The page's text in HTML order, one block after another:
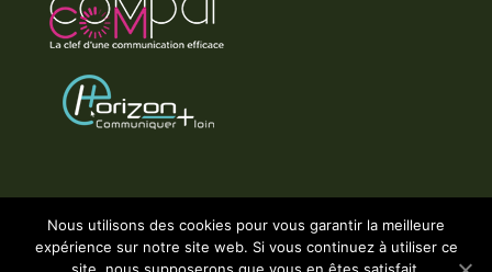
Accueil Contact Mentions Légales
Nous utilisons des cookies pour vous garantir la meilleure
expérience sur notre site web. Si vous continuez à utiliser ce